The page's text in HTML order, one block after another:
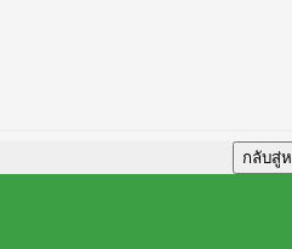
กลับสู่